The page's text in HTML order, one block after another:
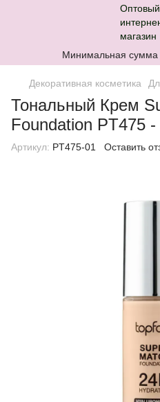
Минимальная сумма
Декоративная косметика
Тональный Крем
Foundation PT475
Артикул: PT475-01 Оставить